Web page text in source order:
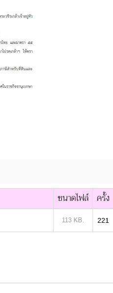
ขนาดไฟล์ ครั้ง
113 KB. 221